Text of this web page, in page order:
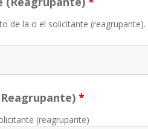
de la o el solicitante (reagrupante).
*
(reagrupante)